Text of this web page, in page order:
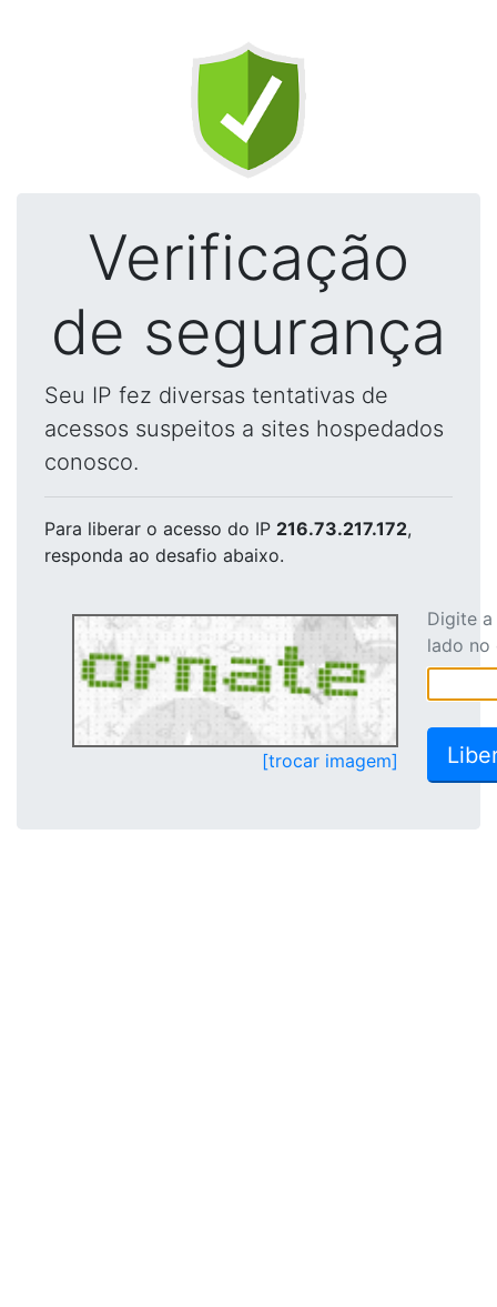
Verificação
de segurança
Seu IP fez diversas tentativas de
acessos suspeitos a sites hospedados
conosco.
Para liberar o acesso do IP 216.73.217.172,
responda ao desafio abaixo.
[trocar imagem]
Digite
lado no